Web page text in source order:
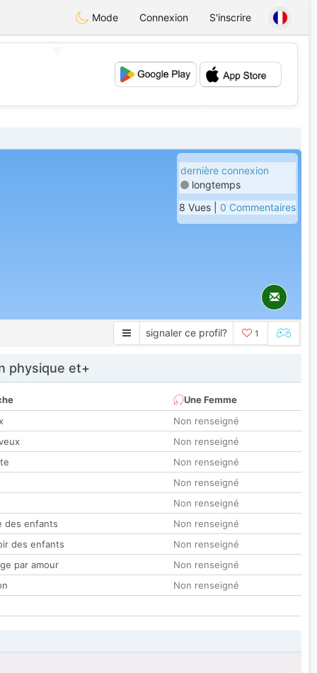
Mode Connexion S'inscrire
💕
dernière connexion
longtemps
8 Vues | 0 Commentaires
signaler ce profil? 1
physique et+
Une Femme
Non renseigné
Non renseigné
Non renseigné
Non renseigné
Non renseigné
des enfants
Non renseigné
des enfants
Non renseigné
par amour
Non renseigné
Non renseigné